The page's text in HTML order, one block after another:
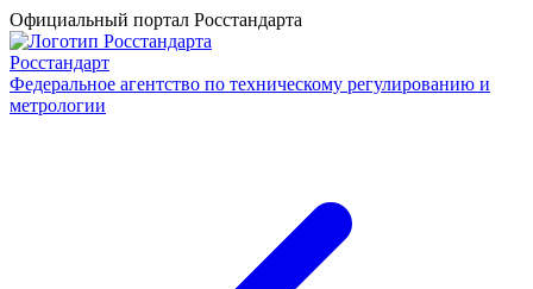
Официальный портал Росстандарта
Росстандарт
Федеральное агентство по техническому регулированию и
метрологии